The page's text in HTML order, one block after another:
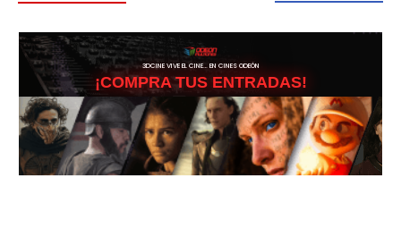
3DCINE VIVE EL CINE… EN CINES ODEÓN
¡COMPRA TUS ENTRADAS!